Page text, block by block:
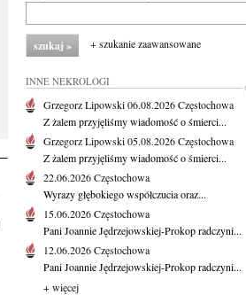
+ szukanie zaawansowane
INNE NEKROLOGI
Grzegorz Lipowski06.08.2026Częstochowa
Z żalem przyjęliśmy wiadomość o śmierci...
Grzegorz Lipowski05.08.2026Częstochowa
Z żalem przyjęliśmy wiadomość o śmierci...
22.06.2026Częstochowa
Wyrazy głębokiego współczucia oraz...
15.06.2026Częstochowa
Pani Joannie Jędrzejowskiej-Prokop radczyni...
12.06.2026Częstochowa
Pani Joannie Jędrzejowskiej-Prokop radczyni...
+ więcej